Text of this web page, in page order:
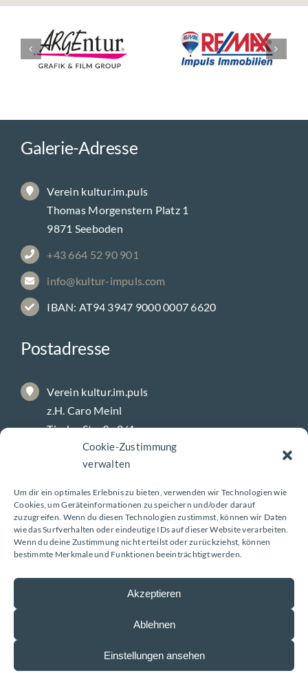
Cookie-Zustimmung
verwalten
Um dir ein optimales Erlebnis zu bieten, verwenden wir Technologien wie
Cookies, um Geräteinformationen zu speichern und/oder darauf
zuzugreifen. Wenn du diesen Technologien zustimmst, können wir Daten
wie das Surfverhalten oder eindeutige IDs auf dieser Website verarbeiten.
Wenn du deine Zustimmung nicht erteilst oder zurückziehst, können
bestimmte Merkmale und Funktionen beeinträchtigt werden.
Akzeptieren
Ablehnen
Einstellungen ansehen
Galerie-Adresse
Verein kultur.im.puls
Thomas Morgenstern Platz 1
9871 Seeboden
+43 664 52 90 901
info@kultur-impuls.com
IBAN: AT94 3947 9000 0007 6620
Postadresse
Verein kultur.im.puls
z.H. Caro Meinl
Tiroler Straße 8/4
9800 Spittal/Drau
Galerie-Öffnungszeiten
Montag – Freitag